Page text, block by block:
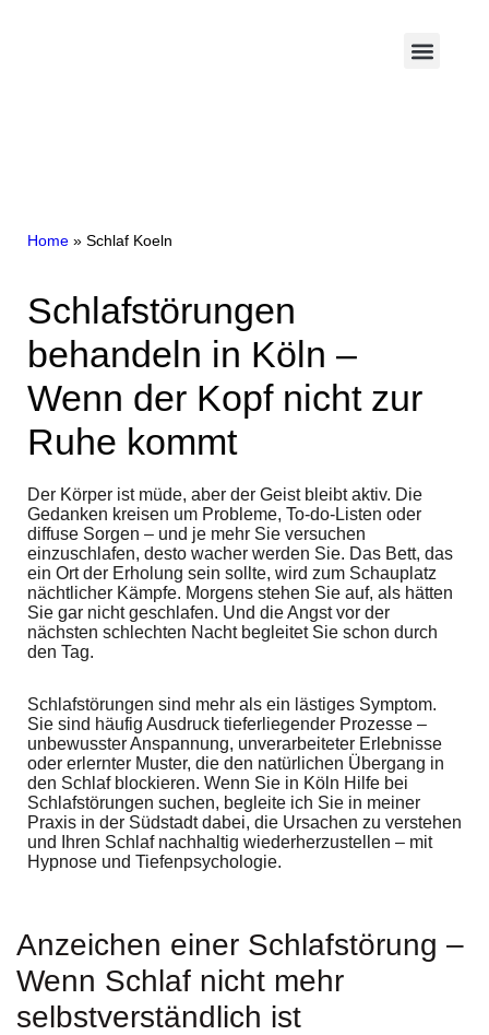
Home » Schlaf Koeln
Schlafstörungen
behandeln in Köln –
Wenn der Kopf nicht zur
Ruhe kommt
Der Körper ist müde, aber der Geist bleibt aktiv. Die
Gedanken kreisen um Probleme, To-do-Listen oder
diffuse Sorgen – und je mehr Sie versuchen
einzuschlafen, desto wacher werden Sie. Das Bett, das
ein Ort der Erholung sein sollte, wird zum Schauplatz
nächtlicher Kämpfe. Morgens stehen Sie auf, als hätten
Sie gar nicht geschlafen. Und die Angst vor der
nächsten schlechten Nacht begleitet Sie schon durch
den Tag.
Schlafstörungen sind mehr als ein lästiges Symptom.
Sie sind häufig Ausdruck tieferliegender Prozesse –
unbewusster Anspannung, unverarbeiteter Erlebnisse
oder erlernter Muster, die den natürlichen Übergang in
den Schlaf blockieren. Wenn Sie in Köln Hilfe bei
Schlafstörungen suchen, begleite ich Sie in meiner
Praxis in der Südstadt dabei, die Ursachen zu verstehen
und Ihren Schlaf nachhaltig wiederherzustellen – mit
Hypnose und Tiefenpsychologie.
Anzeichen einer Schlafstörung –
Wenn Schlaf nicht mehr
selbstverständlich ist